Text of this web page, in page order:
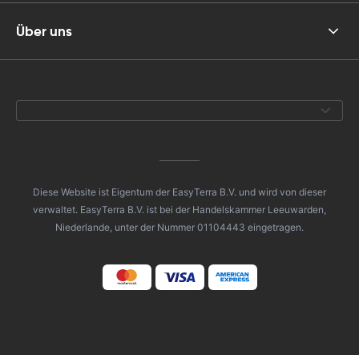
Über uns
Diese Website ist Eigentum der EasyTerra B.V. und wird von dieser
verwaltet. EasyTerra B.V. ist bei der Handelskammer Leeuwarden,
Niederlande, unter der Nummer 01104443 eingetragen.